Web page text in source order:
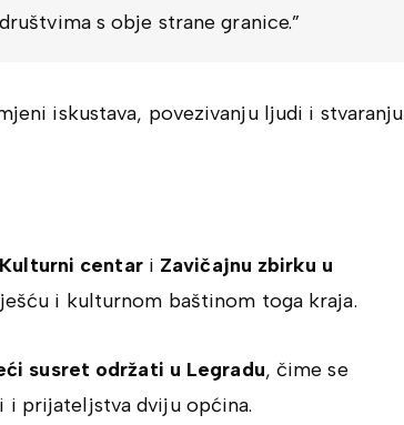
s obje strane granice.”
iskustava, povezivanju ljudi i stvaranju
Kulturni centari Zavičajnu zbirku u
i kulturnom baštinom toga kraja.
susret održati u Legradu, čime se
i prijateljstva dviju općina.